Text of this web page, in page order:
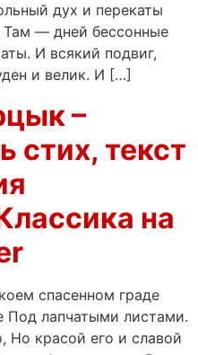
дух и перекаты
— дней бессонные
И всякий подвиг,
и велик. И […]
–
стих, текст
на
спасенном граде
Под лапчатыми листами.
красой его и славой